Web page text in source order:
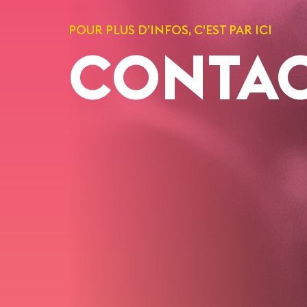
POUR PLUS D’INFOS, C'EST PAR ICI